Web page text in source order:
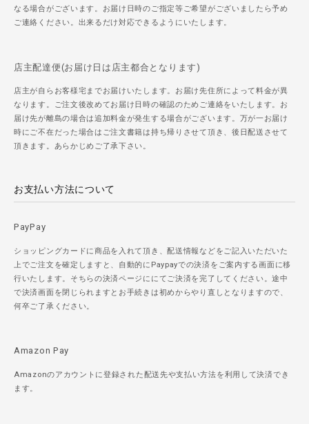
なる場合がございます。お届け日時のご指定等ご希望がございましたら予め
ご連絡ください。出来るだけ対応できるようにいたします。
店主配達便(お届け日は店主都合となります)
店主が自らお客様宅までお届けいたします。お届け先住所によって料金が異
なります。ご注文後改めてお届け日時の確認のためご連絡をいたします。お
届け先が離島の場合は追加料金が発生する場合がございます。万が一お届け
時にご不在だった場合はご注文書籍は持ち帰りさせて頂き、後日配送させて
頂きます。あらかじめご了承下さい。
お支払い方法について
PayPay
ショッピングカードに商品を入れて頂き、配送情報などをご記入いただいた
上でご注文を確定しますと、自動的にPaypayでの決済をご案内する画面に移
行いたします。そちらの決済ページににてご決済を完了してください。途中
で決済画面を閉じられますとお手続きは初めからやり直しとなりますので、
何卒ご了承ください。
Amazon Pay
Amazonのアカウントに登録された配送先や支払い方法を利用して決済でき
ます。